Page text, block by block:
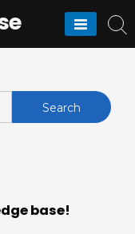
base!